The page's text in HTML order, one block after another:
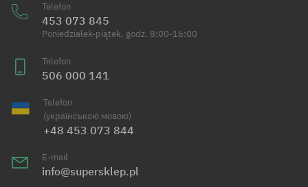
Telefon
453 073 845
Poniedziałek-piątek, godz. 8:00-16:00
Telefon
506 000 141
Telefon
(українською мовою)
+48 453 073 844
E-mail
info@supersklep.pl